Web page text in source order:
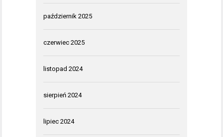
październik 2025
czerwiec 2025
listopad 2024
sierpień 2024
lipiec 2024